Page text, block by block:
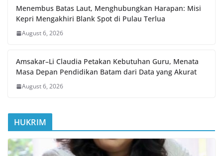
Menembus Batas Laut, Menghubungkan Harapan: Misi
Kepri Mengakhiri Blank Spot di Pulau Terlua
August 6, 2026
Amsakar–Li Claudia Petakan Kebutuhan Guru, Menata
Masa Depan Pendidikan Batam dari Data yang Akurat
August 6, 2026
HUKRIM